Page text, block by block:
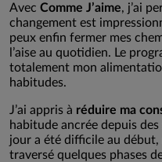
Avec Comme J’aime, j’ai
changement est
peux enfin fermer mes
l’aise au quotidien. Le
totalement mon
habitudes.
J’ai appris à réduire ma
habitude ancrée depuis
jour a été difficile au début,
traversé quelques phases